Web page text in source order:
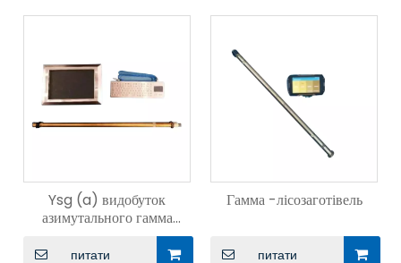
Ysg (a) видобуток
азимутального гамма
-журналу під час буріння
питати
Гамма -лісозаготівель
питати